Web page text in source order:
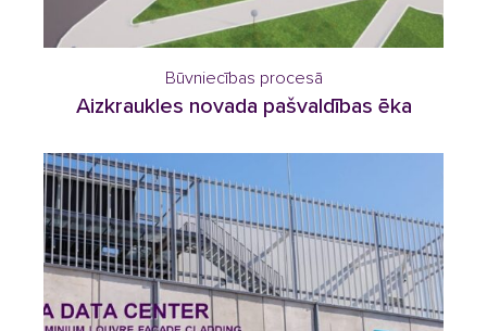
Būvniecības procesā
Aizkraukles novada pašvaldības ēka